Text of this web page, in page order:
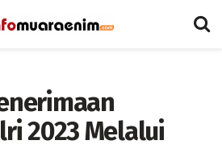
2023 Melalui